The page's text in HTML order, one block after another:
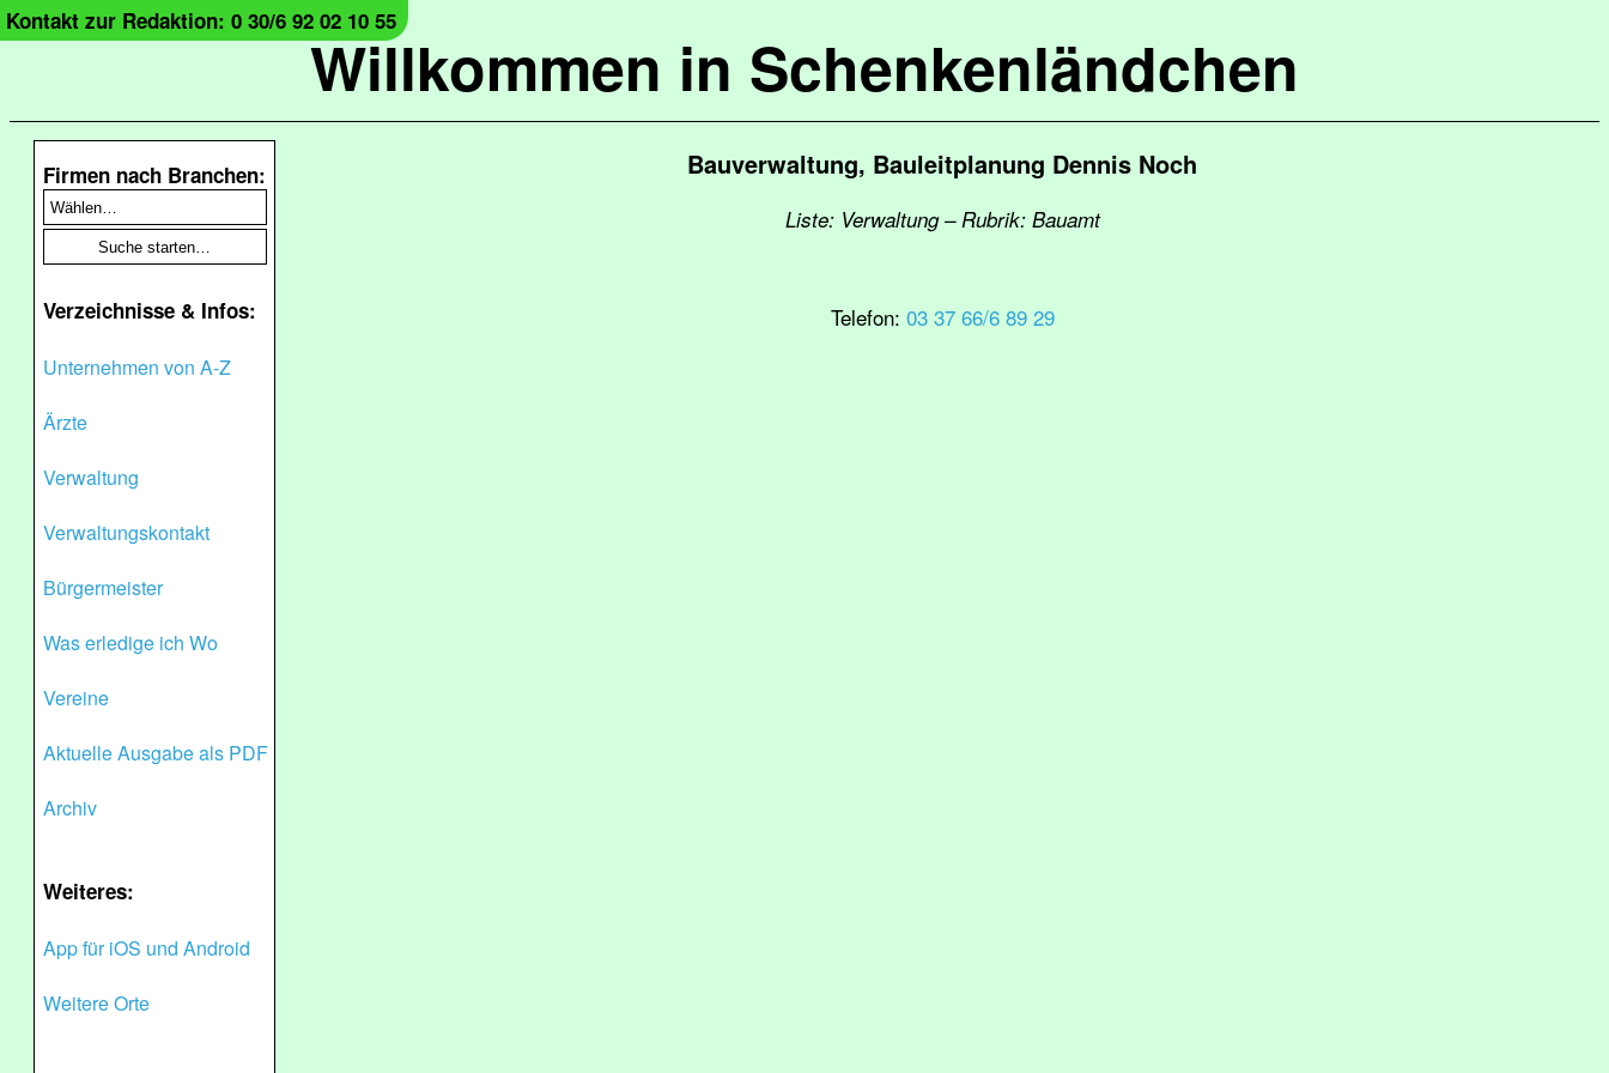
Willkommen in Schenkenländchen
Kontakt zur Redaktion: 0 30/6 92 02 10 55
Firmen nach Branchen:
Verzeichnisse & Infos:
Unternehmen von A-Z
Ärzte
Verwaltung
Verwaltungskontakt
Bürgermeister
Was erledige ich Wo
Vereine
Aktuelle Ausgabe als PDF
Archiv
Weiteres:
App für iOS und Android
Weitere Orte
Bauverwaltung, Bauleitplanung Dennis Noch
Liste: Verwaltung – Rubrik: Bauamt
Telefon: 03 37 66/6 89 29